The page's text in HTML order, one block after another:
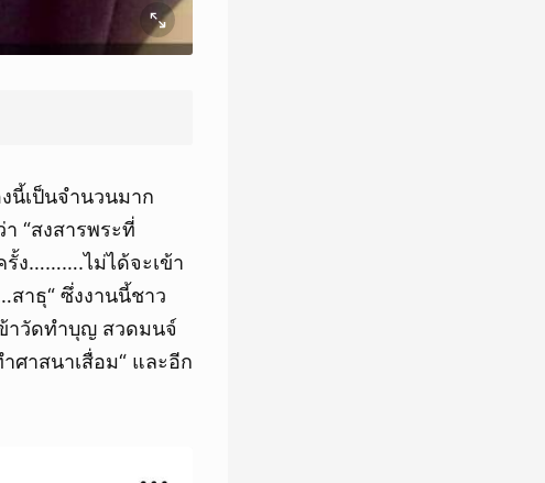
นี้เป็นจำนวนมาก
“สงสารพระที่
รั้ง……….ไม่ได้จะเข้า
าธุ“ ซึ่งงานนี้ชาว
าวัดทำบุญ สวดมนจ์
ศาสนาเสื่อม“ และอีก